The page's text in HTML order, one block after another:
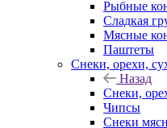
Рыбные
Сладкая
Мясные
Паштеты
Снеки, орехи,
Назад
Снеки,
Чипсы
Снеки